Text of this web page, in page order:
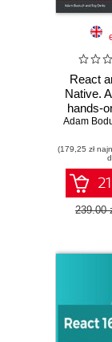
React
Native.
hands-
Adam
(179,25 zł
239.00